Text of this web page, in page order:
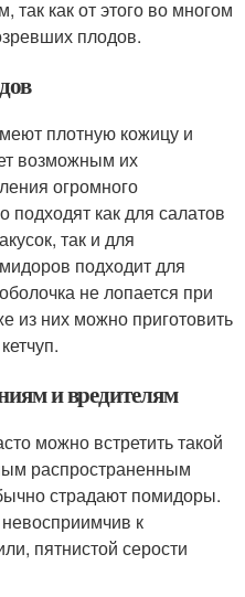
так как от этого во многом
плодов.
плотную кожицу и
возможным их
огромного
как для салатов
так и для
подходит для
не лопается при
из них можно приготовить
и вредителям
можно встретить такой
распространенным
страдают помидоры.
к
пятнистой серости